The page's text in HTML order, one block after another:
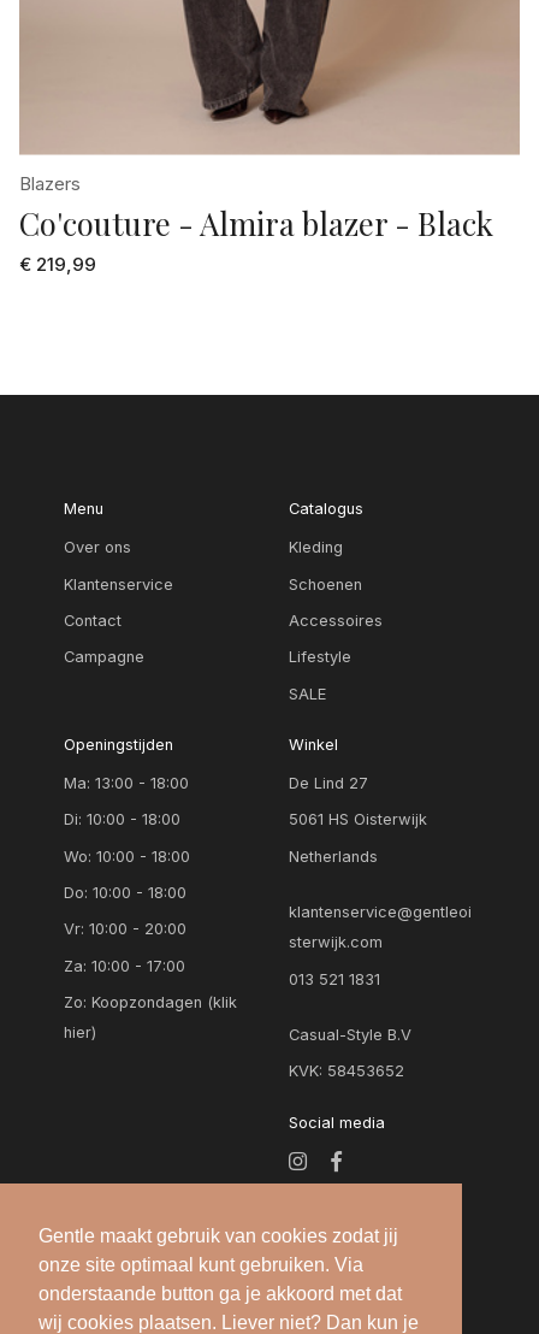
Gentle maakt gebruik van cookies zodat jij
onze site optimaal kunt gebruiken. Via
onderstaande button ga je akkoord met dat
wij cookies plaatsen. Liever niet? Dan kun je
Blazers
Co'couture - Almira blazer - Black
€ 219,99
Menu
Over ons
Klantenservice
Contact
Campagne
Catalogus
Kleding
Schoenen
Accessoires
Lifestyle
SALE
Openingstijden
Ma: 13:00 - 18:00
Di: 10:00 - 18:00
Wo: 10:00 - 18:00
Do: 10:00 - 18:00
Vr: 10:00 - 20:00
Za: 10:00 - 17:00
Zo:Koopzondagen (klik
hier)
Winkel
De Lind 27
5061 HS Oisterwijk
Netherlands
klantenservice@gentleoi
sterwijk.com
013 521 1831
Casual-Style B.V
KVK: 58453652
Social media